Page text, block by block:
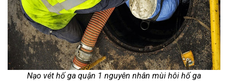
Nạo vét hố ga quận 1 nguyên nhân mùi hôi hố ga